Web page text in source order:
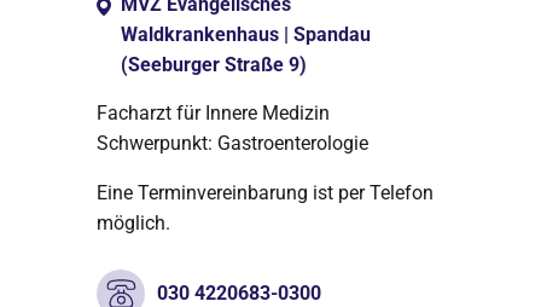
Waldkrankenhaus | Spandau
(Seeburger Straße 9)
Facharzt für Innere Medizin
Schwerpunkt: Gastroenterologie
Eine Terminvereinbarung ist per Telefon
möglich.
030 4220683-0300